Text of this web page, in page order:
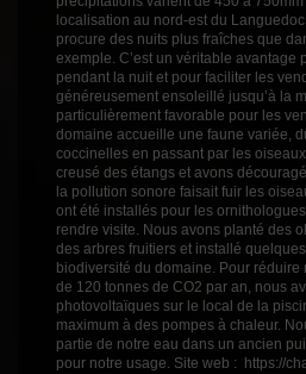
localisation au nord-est du
procure des nuits plus fraîches que
exemple. C’est un véritable avantage
pendant la nuit et pour faciliter les
généreusement ensoleillé jusqu’à la
particulièrement favorable pour les
domaine accueille une faune variée,
coccinelles en passant par les
creusé des étangs et avons
la pollution sonore faisait fuir les
ont été installés pour les
rendre visite. Nous avons planté des
des arbres fruitiers et installé
biodiversité du domaine. Pour réduire
de 120 tonnes de CO2 par an, nous
photovoltaïques sur le local de la
maximum à des pompes à chaleur.
partie de notre eau dans un ancien
pour notre usage. Site web : https://